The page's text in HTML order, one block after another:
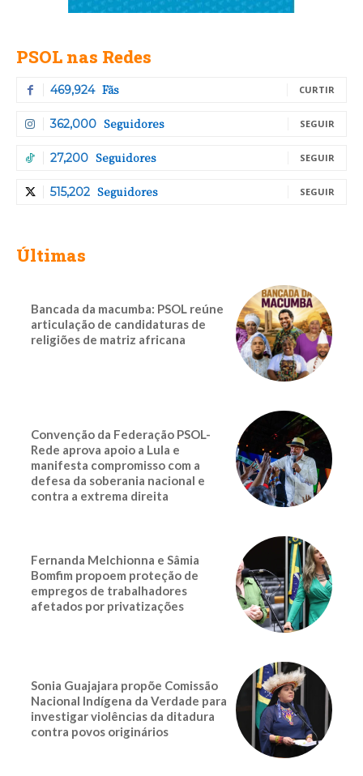
PSOL nas Redes
469,924 Fãs CURTIR
362,000 Seguidores SEGUIR
27,200 Seguidores SEGUIR
515,202 Seguidores SEGUIR
Últimas
Bancada da macumba: PSOL reúne
articulação de candidaturas de
religiões de matriz africana
Convenção da Federação PSOL-
Rede aprova apoio a Lula e
manifesta compromisso com a
defesa da soberania nacional e
contra a extrema direita
Fernanda Melchionna e Sâmia
Bomfim propoem proteção de
empregos de trabalhadores
afetados por privatizações
Sonia Guajajara propõe Comissão
Nacional Indígena da Verdade para
investigar violências da ditadura
contra povos originários